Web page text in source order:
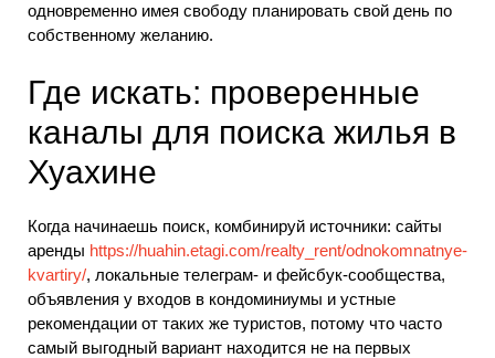
одновременно имея свободу планировать свой день по
собственному желанию.
Где искать: проверенные
каналы для поиска жилья в
Хуахине
Когда начинаешь поиск, комбинируй источники: сайты
аренды https://huahin.etagi.com/realty_rent/odnokomnatnye-
kvartiry/, локальные телеграм- и фейсбук-сообщества,
объявления у входов в кондоминиумы и устные
рекомендации от таких же туристов, потому что часто
самый выгодный вариант находится не на первых